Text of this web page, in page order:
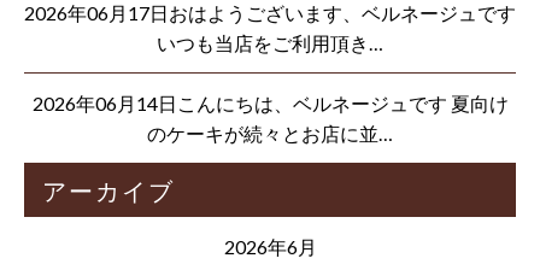
2026年06月17日おはようございます、ベルネージュです
いつも当店をご利用頂き…
2026年06月14日こんにちは、ベルネージュです 夏向け
のケーキが続々とお店に並…
アーカイブ
2026年6月